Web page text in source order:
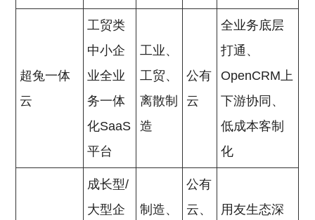
超兔一体
云
工贸类
中小企
业全业
务一体
化SaaS
平台
工业、
工贸、
离散制
造
公有
云
全业务底层
打通、
OpenCRM上
下游协同、
低成本客制
化
成长型/
大型企
制造、
公有
云、
用友生态深